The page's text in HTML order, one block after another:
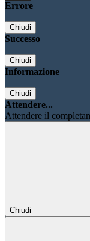
Errore
Chiudi
Successo
Chiudi
Informazione
Chiudi
Attendere...
Attendere il
Chiudi